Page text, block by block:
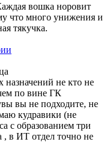
вошка норовит
что много унижения и
тякучка.
назначений не кто не
по вине ГК
вы не подходите, не
кудравики (не
с образованием три
, в ИТ отдел точно не